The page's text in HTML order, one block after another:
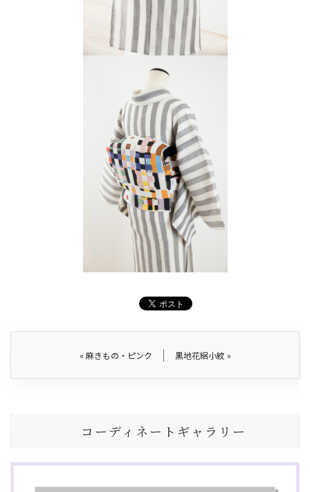
« 麻きもの・ピンク 黒地花絽小紋 »
コーディネートギャラリー